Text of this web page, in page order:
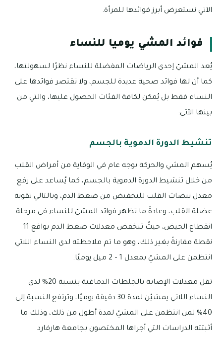
الآتي نستعرض أبرز فوائدها للمرأة.
فوائد المشي يوميا للنساء
يُعد المشيّ إحدى الرياضات المفضلة للنساء نظرًا لسهولتها،
كما أن لها فوائد صحية عديدة للجسم، ولا تقتصر فوائدها على
النساء فقط بل يُمكن لكافة الفئات الحصول عليها، والتي من
بينها الآتي:
تنشيط الدورة الدموية بالجسم
يُسهم المشي والحركة بوجه عام في الوقاية من أمراض القلب
من خلال تنشيط الدورة الدموية بالجسم، كما يُساعد على رفع
معدل نبضات القلب للتخفيض من ضغط الدم، وبالتالي تقوية
عضلة القلب، وعادةً ما تظهر فوائد المشيّ للنساء في مرحلة
انقطاع الحيض، حيثُ تنخفض معدلات ضغط الدم بواقع 11
نقطة مقارنةً بغير ذلك، وهو ما تم ملاحظته لدى النساء اللاتي
انتظمن على المشيّ بمعدل 1 – 2 ميل يوميًا.
تقل معدلات الإصابة بالجلطات الدماغية بنسبة 20% لدى
النساء اللاتي يمشيّن لمدة 30 دقيقة يوميًا، وترتفع النسبة إلى
40% لمن انتظمن على المشيّ لمدة أطول من ذلك، وذلك ما
أثبتته الدراسات التي أجراها المختصون بجامعة هارفارد